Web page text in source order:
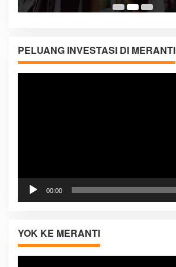
PELUANG INVESTASI DI MERANTI
00:00
YOK KE MERANTI